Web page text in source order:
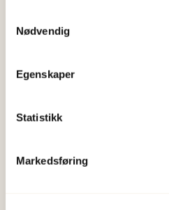
Nødvendig
Egenskaper
Statistikk
Markedsføring
NKVTS utvikler og sprer
om vold og traumatisk
til å forebygge og
sosiale konsekvensene